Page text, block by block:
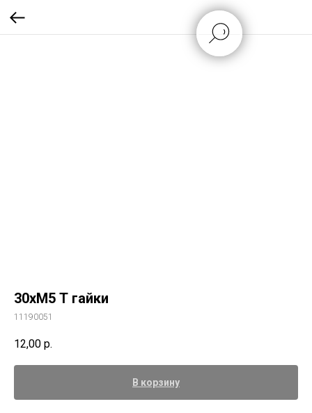
30xM5 Т гайки
11190051
12,00 р.
В корзину